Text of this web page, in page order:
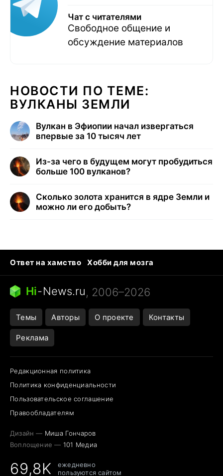
Чат с читателями
Свободное общение и
обсуждение материалов
НОВОСТИ ПО ТЕМЕ:
ВУЛКАНЫ ЗЕМЛИ
Вулкан в Эфиопии начал извергаться
впервые за 10 тысяч лет
Из-за чего в будущем могут пробудиться
больше 100 вулканов?
Сколько золота хранится в ядре Земли и
можно ли его добыть?
Ответ на хамство
Хобби для мозга
Бензин 100 vs 95
Тунцы в океанариуме
Следующая пандемия
Hi-News.ru, 2006–2026
Темы Авторы О проекте Контакты
Реклама
Редакционная политика
Политика конфиденциальности
Пользовательское соглашение
Правообладателям
Дизайн — Миша Гончаров
Воплощение — 101 Медиа
69,8K
ежедневно
пользуются сайтом